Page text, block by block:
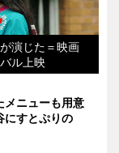
演じた＝映画
ル上映
メニューも用意
にすとぷりの